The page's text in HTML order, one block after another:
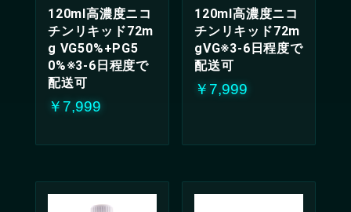
120ml高濃度ニコ
チンリキッド72m
g VG50%+PG5
0%※3-6日程度で
配送可
￥7,999
120ml高濃度ニコ
チンリキッド72m
gVG※3-6日程度で
配送可
￥7,999